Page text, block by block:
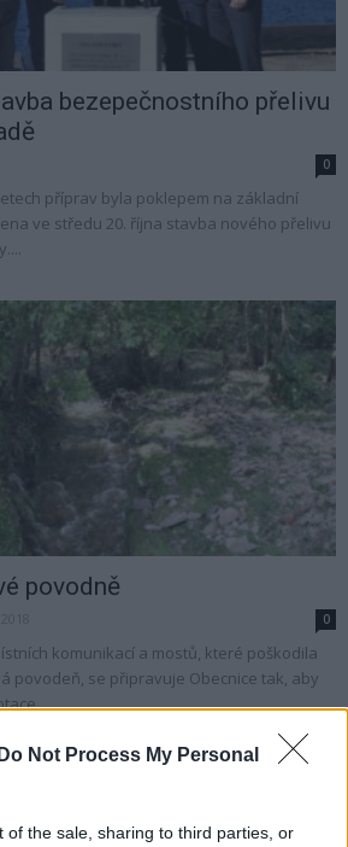
Do Not Process My Personal
of the sale, sharing to third parties, or
bezepečnostního přelivu
0
letech příprav byla poklepem na základní
ve středu 20. října stavba nového přelivu
povodně
0
komunikací a mostů, které poškodila
povodeň, se připravuje Obecnice tak, aby